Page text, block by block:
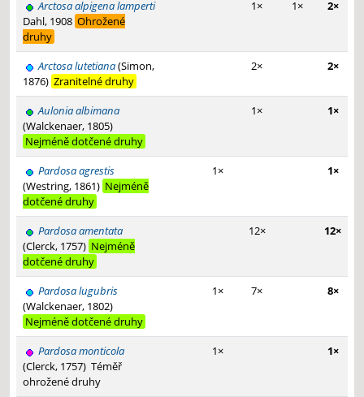
Arctosa alpigena lamperti
Dahl, 1908 Ohrožené
druhy
1× 1× 2×
Arctosa lutetiana(Simon,
1876) Zranitelné druhy
2× 2×
Aulonia albimana
(Walckenaer, 1805)
Nejméně dotčené druhy
1× 1×
Pardosa agrestis
(Westring, 1861) Nejméně
dotčené druhy
1× 1×
Pardosa amentata
(Clerck, 1757) Nejméně
dotčené druhy
12× 12×
Pardosa lugubris
(Walckenaer, 1802)
Nejméně dotčené druhy
1× 7× 8×
Pardosa monticola
(Clerck, 1757) Téměř
ohrožené druhy
1× 1×